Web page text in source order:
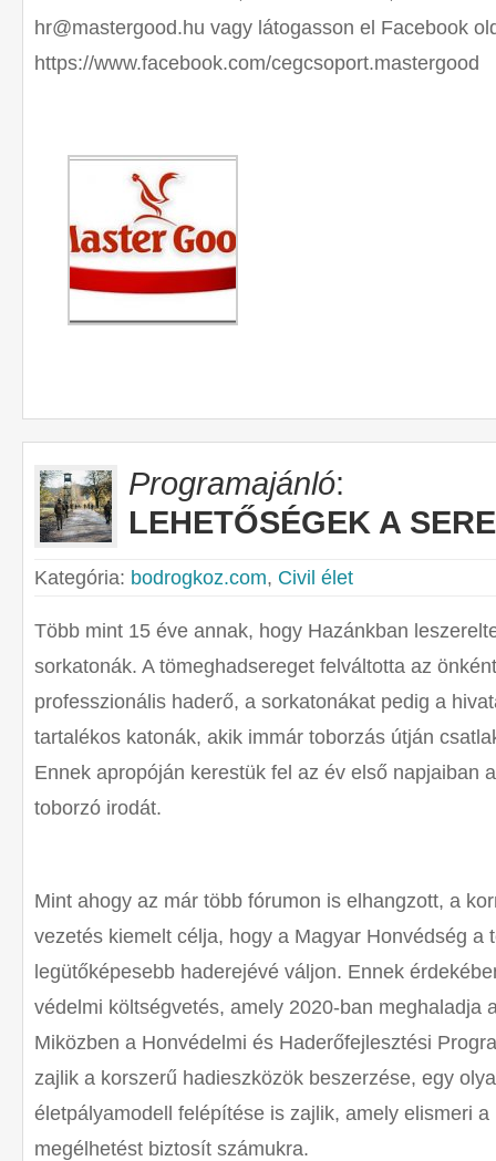
hr@mastergood.hu vagy látogasson el Facebook
https://www.facebook.com/cegcsoport.mastergood
Programajánló:
LEHETŐSÉGEK A
Kategória: bodrogkoz.com, Civil élet
Több mint 15 éve annak, hogy Hazánkban
sorkatonák. A tömeghadsereget felváltotta az
professzionális haderő, a sorkatonákat pedig a
tartalékos katonák, akik immár toborzás útján
Ennek apropóján kerestük fel az év első napjaiban
toborzó irodát.
Mint ahogy az már több fórumon is elhangzott, a
vezetés kiemelt célja, hogy a Magyar Honvédség a
legütőképesebb haderejévé váljon. Ennek
védelmi költségvetés, amely 2020-ban meghaladja
Miközben a Honvédelmi és Haderőfejlesztési
zajlik a korszerű hadieszközök beszerzése, egy
életpályamodell felépítése is zajlik, amely elismeri
megélhetést biztosít számukra.